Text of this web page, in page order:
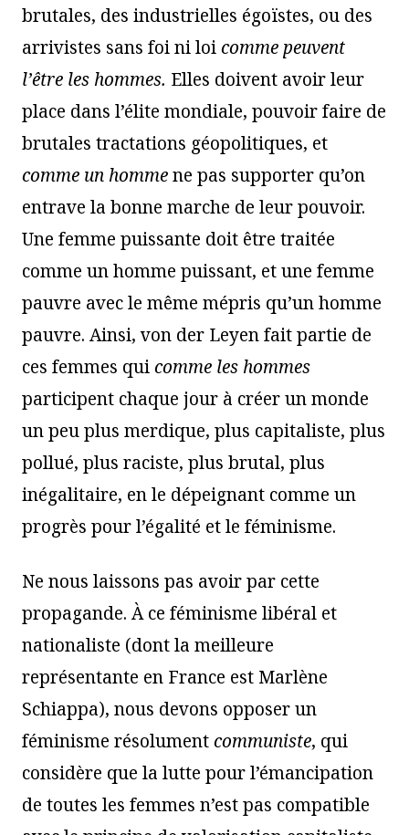
brutales, des industrielles égoïstes, ou des
arrivistes sans foi ni loicomme peuvent
l’être les hommes. Elles doivent avoir leur
place dans l’élite mondiale, pouvoir faire de
brutales tractations géopolitiques, et
comme un hommene pas supporter qu’on
entrave la bonne marche de leur pouvoir.
Une femme puissante doit être traitée
comme un homme puissant, et une femme
pauvre avec le même mépris qu’un homme
pauvre. Ainsi, von der Leyen fait partie de
ces femmes quicomme les hommes
participent chaque jour à créer un monde
un peu plus merdique, plus capitaliste, plus
pollué, plus raciste, plus brutal, plus
inégalitaire, en le dépeignant comme un
progrès pour l’égalité et le féminisme.
Ne nous laissons pas avoir par cette
propagande. À ce féminisme libéral et
nationaliste (dont la meilleure
représentante en France est Marlène
Schiappa), nous devons opposer un
féminisme résolumentcommuniste, qui
considère que la lutte pour l’émancipation
de toutes les femmes n’est pas compatible